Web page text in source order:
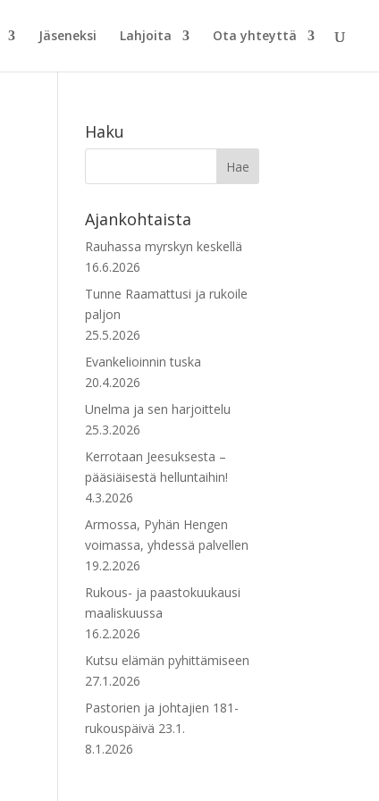
Jäseneksi Lahjoita Ota yhteyttä
Haku
Ajankohtaista
Rauhassa myrskyn keskellä
16.6.2026
Tunne Raamattusi ja rukoile
paljon
25.5.2026
Evankelioinnin tuska
20.4.2026
Unelma ja sen harjoittelu
25.3.2026
Kerrotaan Jeesuksesta –
pääsiäisestä helluntaihin!
4.3.2026
Armossa, Pyhän Hengen
voimassa, yhdessä palvellen
19.2.2026
Rukous- ja paastokuukausi
maaliskuussa
16.2.2026
Kutsu elämän pyhittämiseen
27.1.2026
Pastorien ja johtajien 181-
rukouspäivä 23.1.
8.1.2026